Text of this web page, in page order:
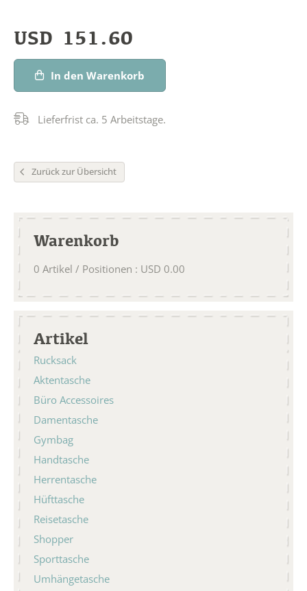
USD 151.60
In den Warenkorb
Lieferfrist ca. 5 Arbeitstage.
Zurück zur Übersicht
Warenkorb
0 Artikel / Positionen : USD 0.00
Artikel
Rucksack
Aktentasche
Büro Accessoires
Damentasche
Gymbag
Handtasche
Herrentasche
Hüfttasche
Reisetasche
Shopper
Sporttasche
Umhängetasche